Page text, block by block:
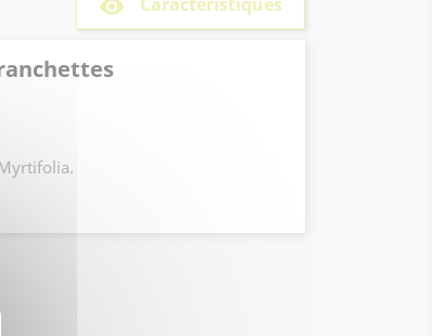
remove_red_eye
en pot